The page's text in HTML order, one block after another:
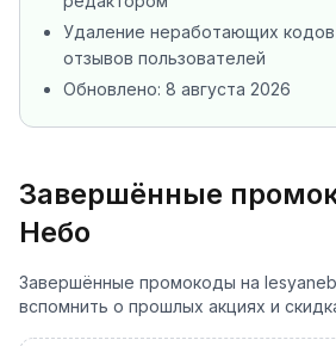
Удаление неработающих кодов
отзывов пользователей
Обновлено: 8 августа 2026
Завершённые
Небо
Завершённые промокоды на
вспомнить о прошлых акциях и